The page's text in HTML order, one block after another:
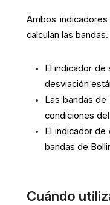
Ambos
calculan las bandas.
El indicador de
desviación
Las bandas de
condiciones
El indicador
bandas de
Cuándo